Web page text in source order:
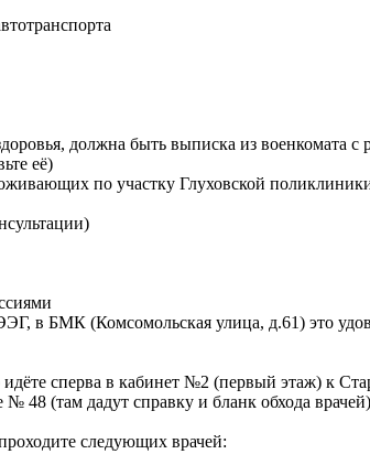
должна быть выписка из военкомата с
её)
по участку Глуховской
в БМК (Комсомольская улица, д.61) это
сперва в кабинет №2 (первый этаж) к
48 (там дадут справку и бланк обхода
следующих врачей: